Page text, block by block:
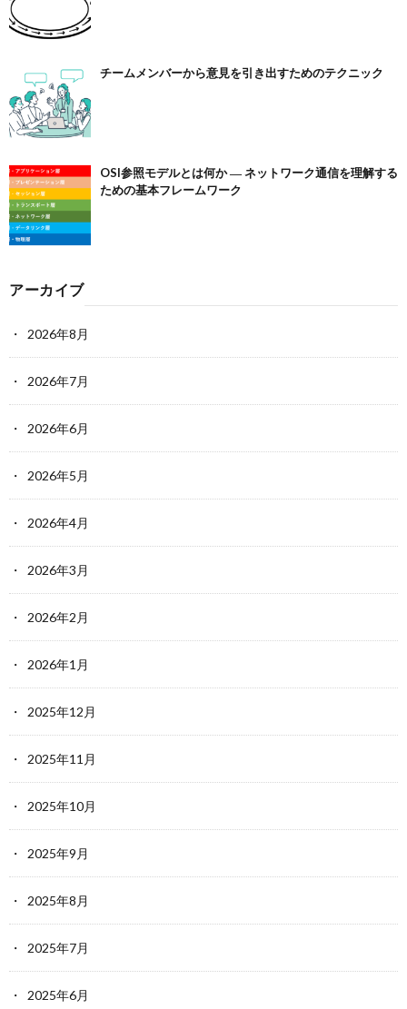
チームメンバーから意見を引き出すためのテクニック
OSI参照モデルとは何か ― ネットワーク通信を理解する
ための基本フレームワーク
アーカイブ
2026年8月
2026年7月
2026年6月
2026年5月
2026年4月
2026年3月
2026年2月
2026年1月
2025年12月
2025年11月
2025年10月
2025年9月
2025年8月
2025年7月
2025年6月